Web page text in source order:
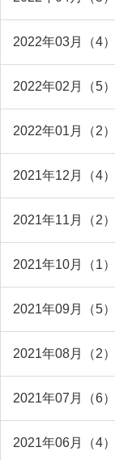
2022年03月（4）
2022年02月（5）
2022年01月（2）
2021年12月（4）
2021年11月（2）
2021年10月（1）
2021年09月（5）
2021年08月（2）
2021年07月（6）
2021年06月（4）